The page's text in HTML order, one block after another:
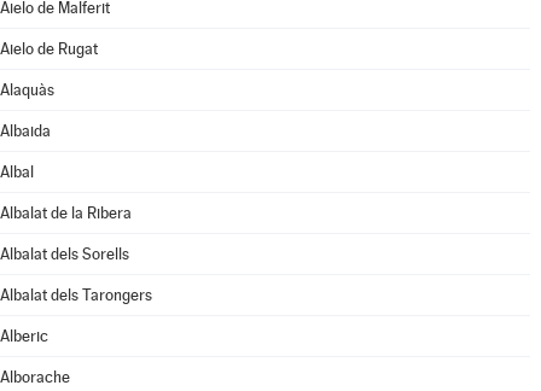
Aielo de Malferit
Aielo de Rugat
Alaquàs
Albaida
Albal
Albalat de la Ribera
Albalat dels Sorells
Albalat dels Tarongers
Alberic
Alborache